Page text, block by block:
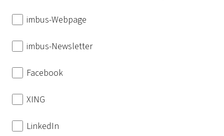
imbus-Webpage
imbus-Newsletter
Facebook
XING
LinkedIn